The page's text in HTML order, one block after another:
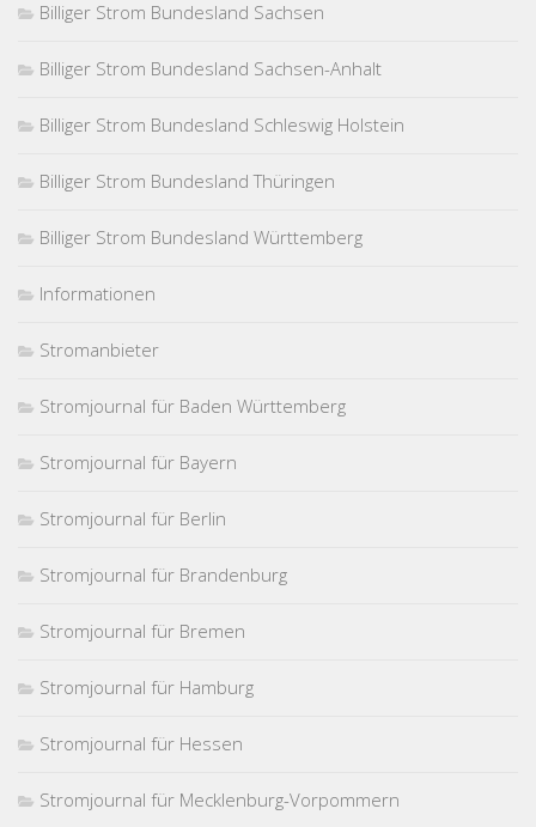
Billiger Strom Bundesland Sachsen
Billiger Strom Bundesland Sachsen-Anhalt
Billiger Strom Bundesland Schleswig Holstein
Billiger Strom Bundesland Thüringen
Billiger Strom Bundesland Württemberg
Informationen
Stromanbieter
Stromjournal für Baden Württemberg
Stromjournal für Bayern
Stromjournal für Berlin
Stromjournal für Brandenburg
Stromjournal für Bremen
Stromjournal für Hamburg
Stromjournal für Hessen
Stromjournal für Mecklenburg-Vorpommern